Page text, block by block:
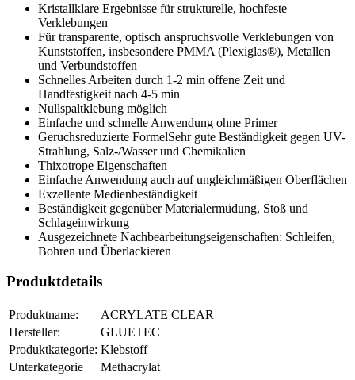
Kristallklare Ergebnisse für strukturelle, hochfeste
Verklebungen
Für transparente, optisch anspruchsvolle Verklebungen von
Kunststoffen, insbesondere PMMA (Plexiglas®), Metallen
und Verbundstoffen
Schnelles Arbeiten durch 1-2 min offene Zeit und
Handfestigkeit nach 4-5 min
Nullspaltklebung möglich
Einfache und schnelle Anwendung ohne Primer
Geruchsreduzierte FormelSehr gute Beständigkeit gegen UV-
Strahlung, Salz-/Wasser und Chemikalien
Thixotrope Eigenschaften
Einfache Anwendung auch auf ungleichmäßigen Oberflächen
Exzellente Medienbeständigkeit
Beständigkeit gegenüber Materialermüdung, Stoß und
Schlageinwirkung
Ausgezeichnete Nachbearbeitungseigenschaften: Schleifen,
Bohren und Überlackieren
Produktdetails
Produktname:
ACRYLATE CLEAR
Hersteller:
GLUETEC
Produktkategorie: Klebstoff
Unterkategorie
Methacrylat